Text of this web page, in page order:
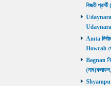
বিজয়ী
Amta
Howrah
Bagnan
Shyampur